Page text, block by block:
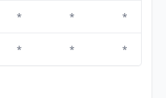
* * *
* * *